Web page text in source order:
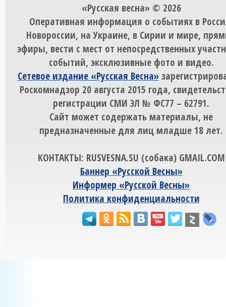
«Русская весна» © 2026
Оперативная информация о событиях в
Новороссии, на Украине, в Сирии и мире,
эфиры, вести с мест от непосредственных
событий, эксклюзивные фото и видео.
Сетевое издание «Русская Весна»
Роскомнадзор 20 августа 2015 года,
регистрации СМИ ЭЛ № ФС77 – 62791.
Сайт может содержать материалы, не
предназначенные для лиц младше 18 лет.
КОНТАКТЫ: RUSVESNA.SU (собака) GMAIL.COM
Баннер «Русской Весны»
Информер «Русской Весны»
Политика конфиденциальности